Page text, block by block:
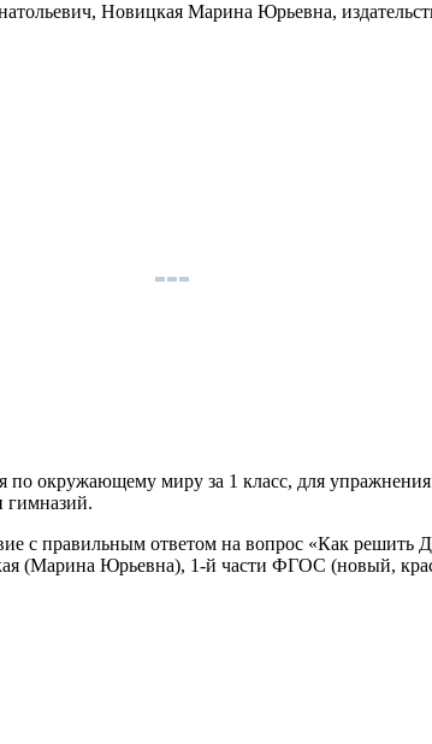
по окружающему миру за 1 класс, для упражнения
гимназий.
с правильным ответом на вопрос «Как
Юрьевна), 1-й части ФГОС (новый,